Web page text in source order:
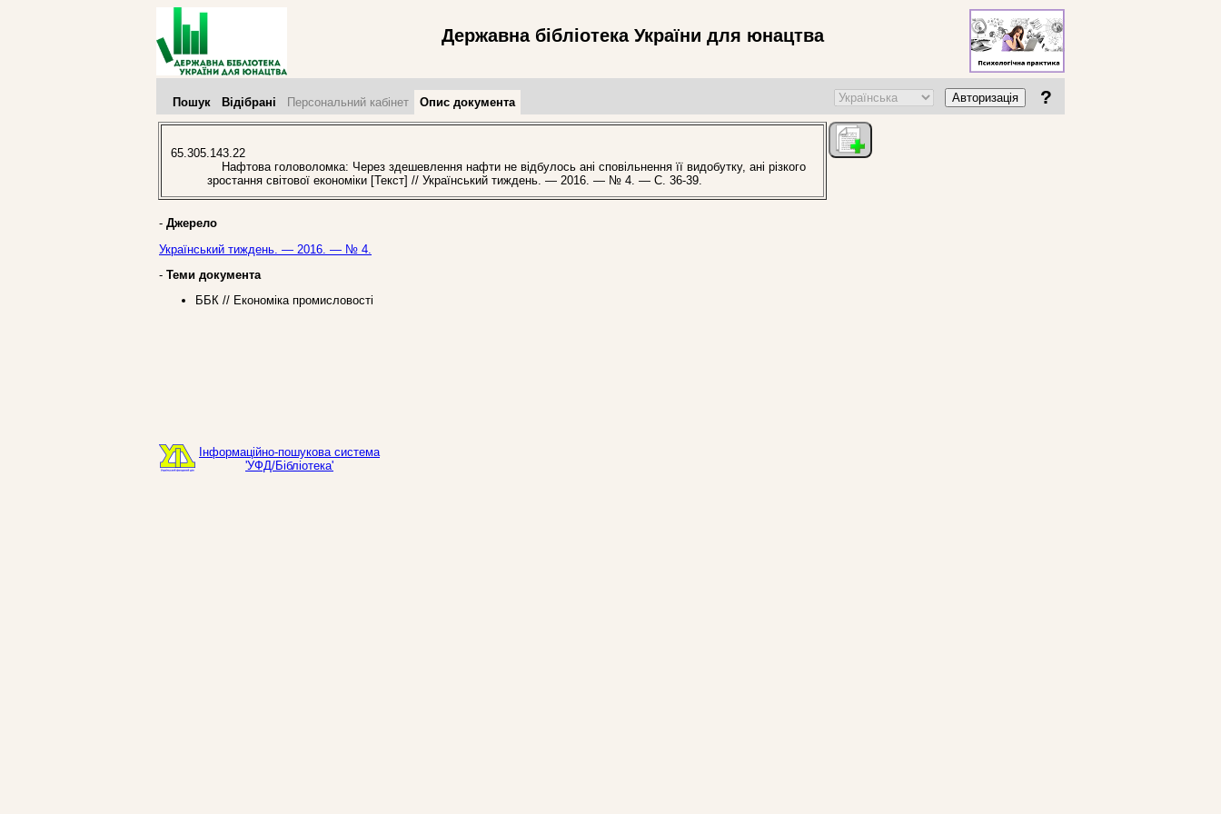
Державна бібліотека України для юнацтва
Пошук Відібрані Персональний кабінет Опис документа Авторизація ?
65.305.143.22
Нафтова головоломка: Через здешевлення нафти не відбулось ані сповільнення її видобутку, ані різкого
зростання світової економіки [Текст] // Український тиждень. — 2016. — № 4. — С. 36-39.
- Джерело
Український тиждень. — 2016. — № 4.
- Теми документа
ББК // Економіка промисловості
Інформаційно-пошукова система
'УФД/Бібліотека'